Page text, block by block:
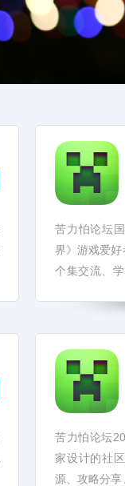
苦力怕论坛
界》游戏爱
个集交流、学
苦力怕论坛
家设计的社
源、攻略分享